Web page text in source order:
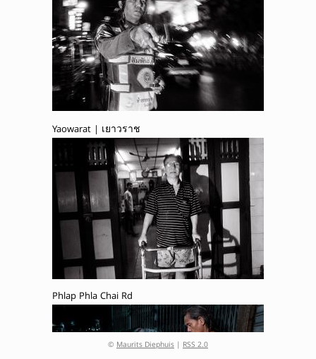
Yaowarat | เยาวราช
Phlap Phla Chai Rd
© Maurits Diephuis | RSS 2.0